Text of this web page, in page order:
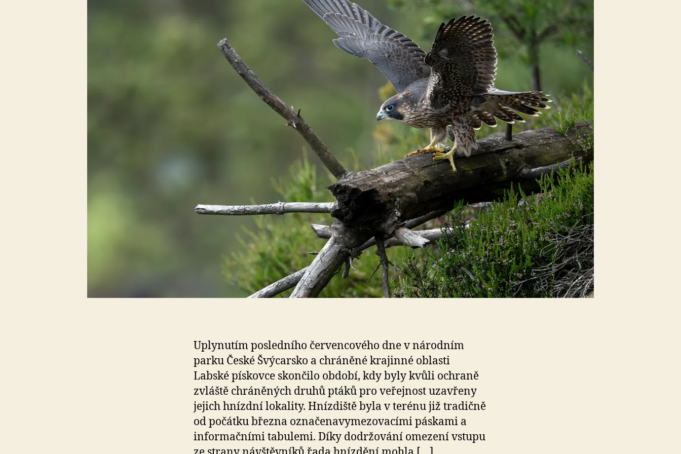
Uplynutím posledního červencového dne v národním
parku České Švýcarsko a chráněné krajinné oblasti
Labské pískovce skončilo období, kdy byly kvůli ochraně
zvláště chráněných druhů ptáků pro veřejnost uzavřeny
jejich hnízdní lokality. Hnízdiště byla v terénu již tradičně
od počátku března označenavymezovacími páskami a
informačními tabulemi. Díky dodržování omezení vstupu